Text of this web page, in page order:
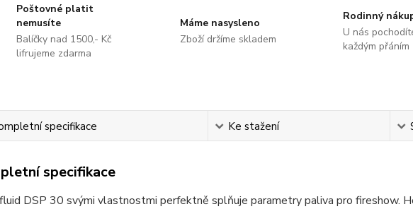
Poštovné platit
nemusíte
Balíčky nad 1500,- Kč
lifrujeme zdarma
Máme nasysleno
Zboží držíme skladem
Rodinný
U nás
každým přáním
specifikace Ke stažení
specifikace
DSP 30 svými vlastnostmi perfektně splňuje parametry paliva pro fireshow.